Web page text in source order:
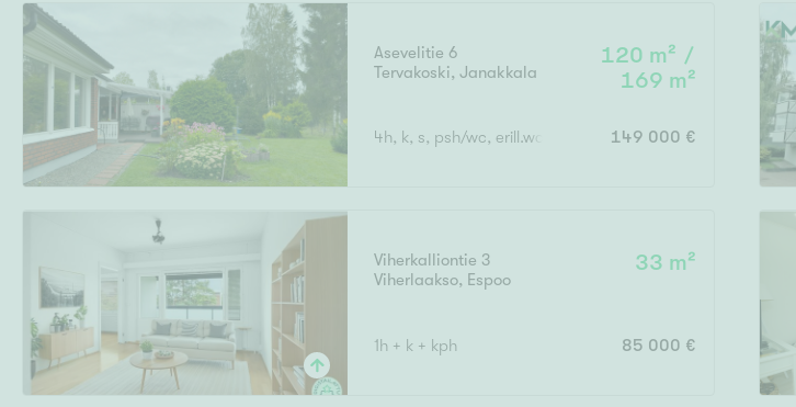
Uudiskohteet
Arvokohteet
Kunto
Hyvä
Asevelitie 6
Tervakoski,Janakkala
120 m² /
169 m²
4h, k, s, psh/wc, erill.wc, takkahuone, khh, 2 x vh, katettu
149 000 €
Viherkalliontie 3
Viherlaakso, Espoo
33 m²
1h + k + kph 85 000 €